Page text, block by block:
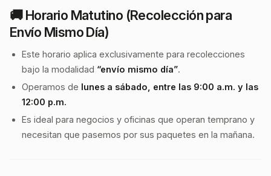
🚚Horario Matutino (Recolección para
Envío Mismo Día)
Este horario aplica exclusivamente para recolecciones
bajo la modalidad “envío mismo día”.
Operamos de lunes a sábado, entre las 9:00 a.m. y las
12:00 p.m.
Es ideal para negocios y oficinas que operan temprano y
necesitan que pasemos por sus paquetes en la mañana.